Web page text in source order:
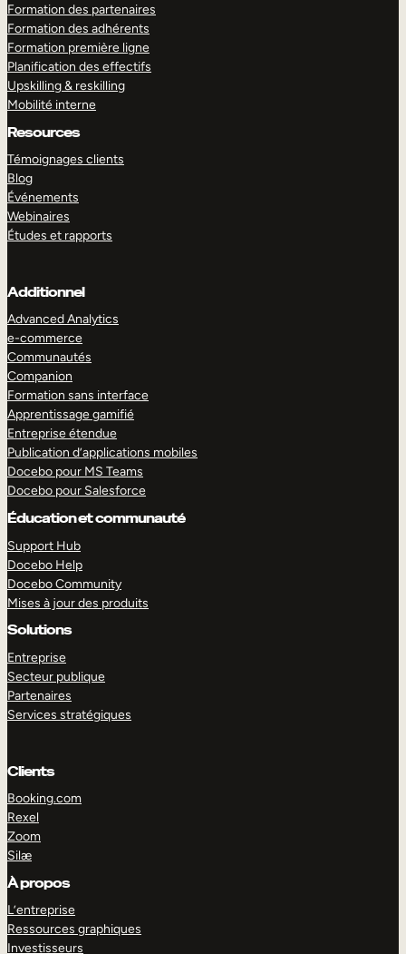
Formation des partenaires
Formation des adhérents
Formation première ligne
Planification des effectifs
Upskilling & reskilling
Mobilité interne
Resources
Témoignages clients
Blog
Événements
Webinaires
Études et rapports
Additionnel
Advanced Analytics
e-commerce
Communautés
Companion
Formation sans interface
Apprentissage gamifié
Entreprise étendue
Publication d’applications mobiles
Docebo pour MS Teams
Docebo pour Salesforce
Éducation et communauté
Support Hub
Docebo Help
Docebo Community
Mises à jour des produits
Solutions
Entreprise
Secteur publique
Partenaires
Services stratégiques
Clients
Booking.com
Rexel
Zoom
Silæ
À propos
L’entreprise
Ressources graphiques
Investisseurs